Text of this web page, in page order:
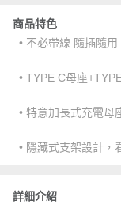
商品特色
• 不必帶線 隨插隨用
• TYPE C母座
• 特意加長式充電母
• 隱藏式支架設計，
詳細介紹